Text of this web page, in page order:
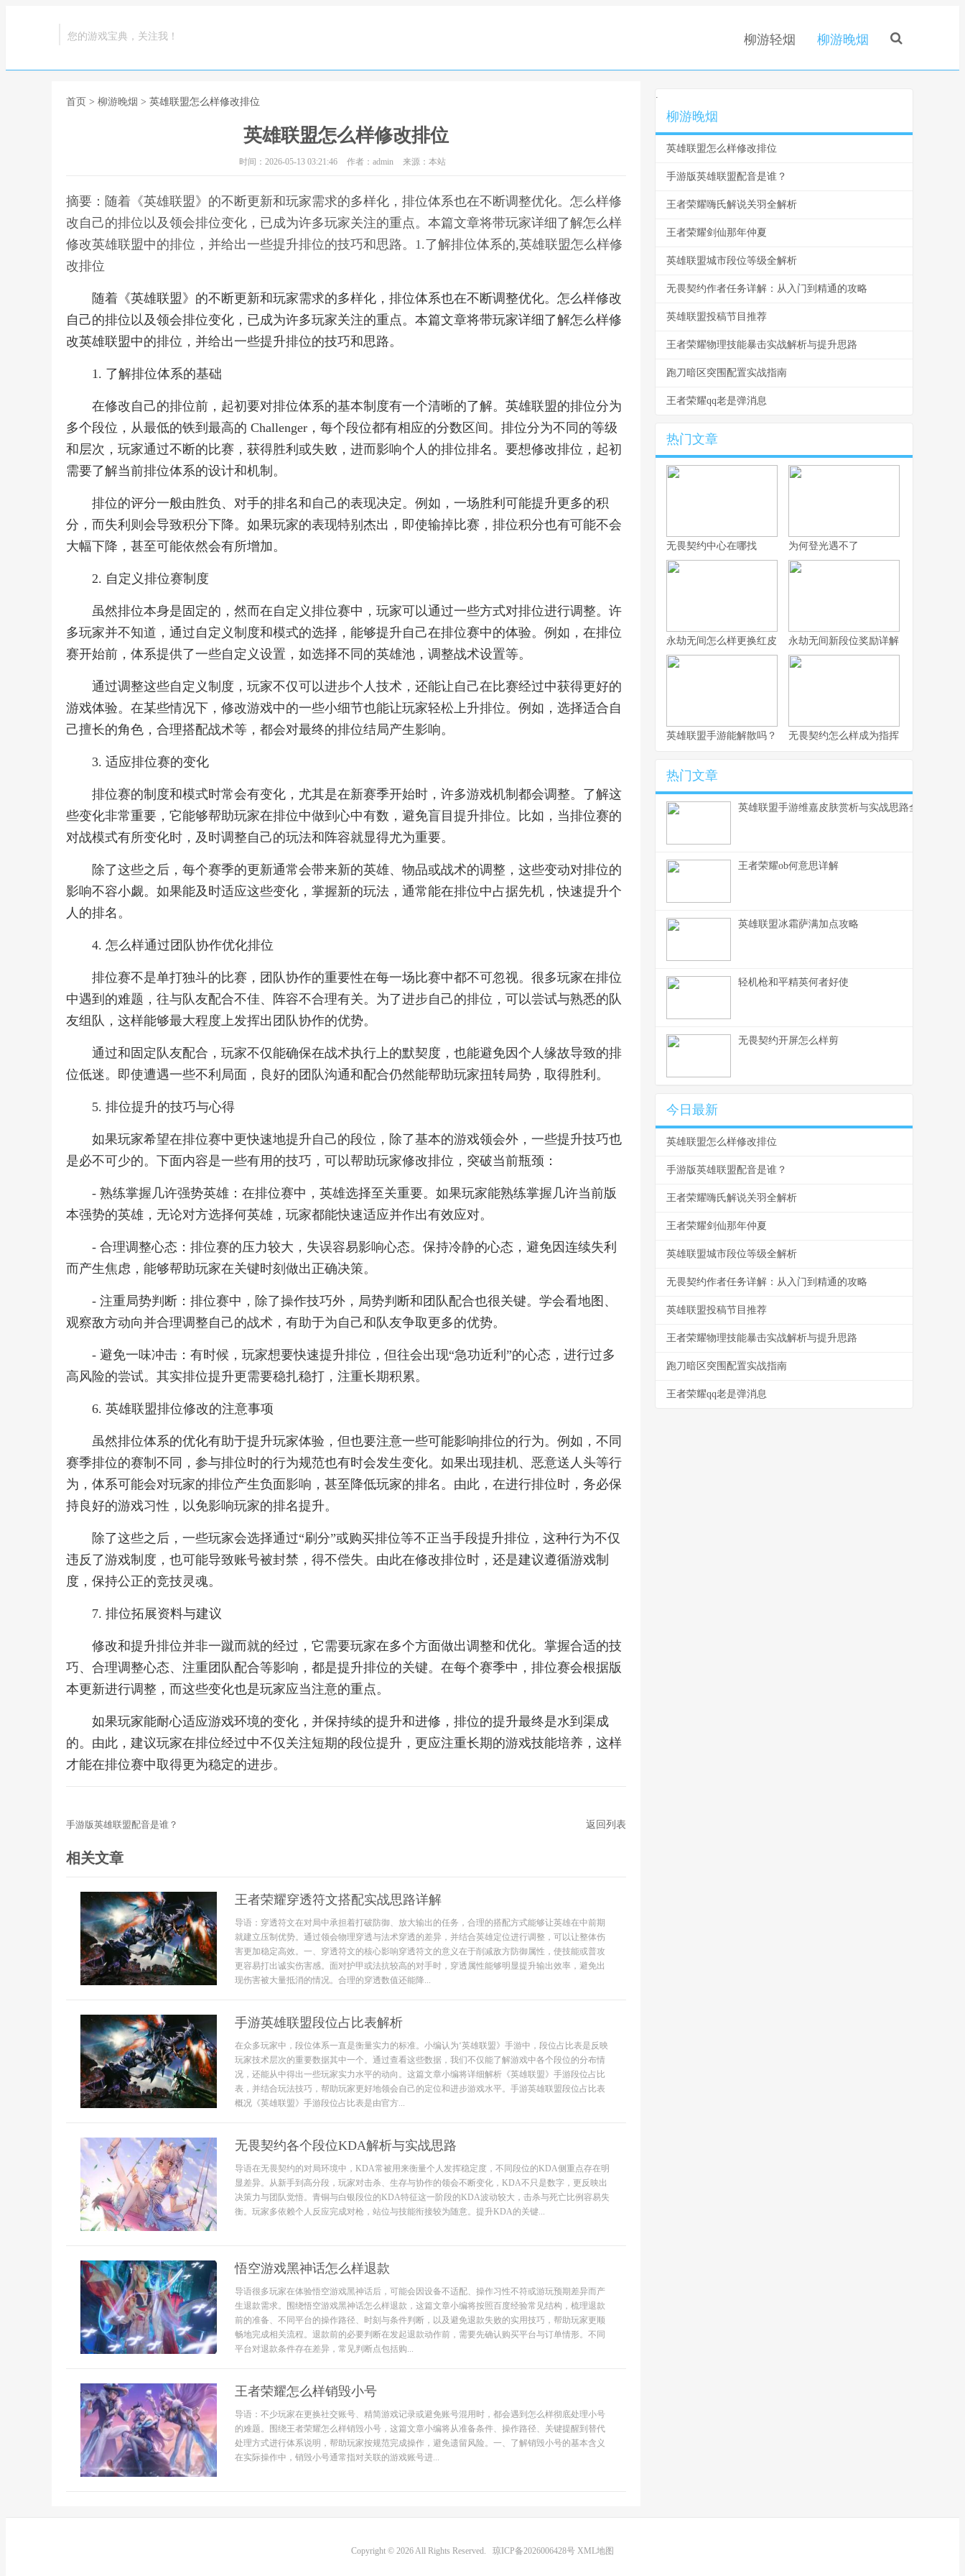
您的游戏宝典，关注我！ 柳游轻烟 柳游晚烟
首页 > 柳游晚烟 > 英雄联盟怎么样修改排位
英雄联盟怎么样修改排位
时间：2026-05-13 03:21:46 作者：admin 来源：本站
摘要：随着《英雄联盟》的不断更新和玩家需求的多样化，排位体系也在不断调整优化。怎么样修
改自己的排位以及领会排位变化，已成为许多玩家关注的重点。本篇文章将带玩家详细了解怎么样
修改英雄联盟中的排位，并给出一些提升排位的技巧和思路。1.了解排位体系的,英雄联盟怎么样修
改排位
随着《英雄联盟》的不断更新和玩家需求的多样化，排位体系也在不断调整优化。怎么样修改
自己的排位以及领会排位变化，已成为许多玩家关注的重点。本篇文章将带玩家详细了解怎么样修
改英雄联盟中的排位，并给出一些提升排位的技巧和思路。
1. 了解排位体系的基础
在修改自己的排位前，起初要对排位体系的基本制度有一个清晰的了解。英雄联盟的排位分为
多个段位，从最低的铁到最高的 Challenger，每个段位都有相应的分数区间。排位分为不同的等级
和层次，玩家通过不断的比赛，获得胜利或失败，进而影响个人的排位排名。要想修改排位，起初
需要了解当前排位体系的设计和机制。
排位的评分一般由胜负、对手的排名和自己的表现决定。例如，一场胜利可能提升更多的积
分，而失利则会导致积分下降。如果玩家的表现特别杰出，即使输掉比赛，排位积分也有可能不会
大幅下降，甚至可能依然会有所增加。
2. 自定义排位赛制度
虽然排位本身是固定的，然而在自定义排位赛中，玩家可以通过一些方式对排位进行调整。许
多玩家并不知道，通过自定义制度和模式的选择，能够提升自己在排位赛中的体验。例如，在排位
赛开始前，体系提供了一些自定义设置，如选择不同的英雄池，调整战术设置等。
通过调整这些自定义制度，玩家不仅可以进步个人技术，还能让自己在比赛经过中获得更好的
游戏体验。在某些情况下，修改游戏中的一些小细节也能让玩家轻松上升排位。例如，选择适合自
己擅长的角色，合理搭配战术等，都会对最终的排位结局产生影响。
3. 适应排位赛的变化
排位赛的制度和模式时常会有变化，尤其是在新赛季开始时，许多游戏机制都会调整。了解这
些变化非常重要，它能够帮助玩家在排位中做到心中有数，避免盲目提升排位。比如，当排位赛的
对战模式有所变化时，及时调整自己的玩法和阵容就显得尤为重要。
除了这些之后，每个赛季的更新通常会带来新的英雄、物品或战术的调整，这些变动对排位的
影响不容小觑。如果能及时适应这些变化，掌握新的玩法，通常能在排位中占据先机，快速提升个
人的排名。
4. 怎么样通过团队协作优化排位
排位赛不是单打独斗的比赛，团队协作的重要性在每一场比赛中都不可忽视。很多玩家在排位
中遇到的难题，往与队友配合不佳、阵容不合理有关。为了进步自己的排位，可以尝试与熟悉的队
友组队，这样能够最大程度上发挥出团队协作的优势。
通过和固定队友配合，玩家不仅能确保在战术执行上的默契度，也能避免因个人缘故导致的排
位低迷。即使遭遇一些不利局面，良好的团队沟通和配合仍然能帮助玩家扭转局势，取得胜利。
5. 排位提升的技巧与心得
如果玩家希望在排位赛中更快速地提升自己的段位，除了基本的游戏领会外，一些提升技巧也
是必不可少的。下面内容是一些有用的技巧，可以帮助玩家修改排位，突破当前瓶颈：
- 熟练掌握几许强势英雄：在排位赛中，英雄选择至关重要。如果玩家能熟练掌握几许当前版
本强势的英雄，无论对方选择何英雄，玩家都能快速适应并作出有效应对。
- 合理调整心态：排位赛的压力较大，失误容易影响心态。保持冷静的心态，避免因连续失利
而产生焦虑，能够帮助玩家在关键时刻做出正确决策。
- 注重局势判断：排位赛中，除了操作技巧外，局势判断和团队配合也很关键。学会看地图、
观察敌方动向并合理调整自己的战术，有助于为自己和队友争取更多的优势。
- 避免一味冲击：有时候，玩家想要快速提升排位，但往会出现“急功近利”的心态，进行过多
高风险的尝试。其实排位提升更需要稳扎稳打，注重长期积累。
6. 英雄联盟排位修改的注意事项
虽然排位体系的优化有助于提升玩家体验，但也要注意一些可能影响排位的行为。例如，不同
赛季排位的赛制不同，参与排位时的行为规范也有时会发生变化。如果出现挂机、恶意送人头等行
为，体系可能会对玩家的排位产生负面影响，甚至降低玩家的排名。由此，在进行排位时，务必保
持良好的游戏习性，以免影响玩家的排名提升。
除了这些之后，一些玩家会选择通过“刷分”或购买排位等不正当手段提升排位，这种行为不仅
违反了游戏制度，也可能导致账号被封禁，得不偿失。由此在修改排位时，还是建议遵循游戏制
度，保持公正的竞技灵魂。
7. 排位拓展资料与建议
修改和提升排位并非一蹴而就的经过，它需要玩家在多个方面做出调整和优化。掌握合适的技
巧、合理调整心态、注重团队配合等影响，都是提升排位的关键。在每个赛季中，排位赛会根据版
本更新进行调整，而这些变化也是玩家应当注意的重点。
如果玩家能耐心适应游戏环境的变化，并保持续的提升和进修，排位的提升最终是水到渠成
的。由此，建议玩家在排位经过中不仅关注短期的段位提升，更应注重长期的游戏技能培养，这样
才能在排位赛中取得更为稳定的进步。
手游版英雄联盟配音是谁？ 返回列表
相关文章
王者荣耀穿透符文搭配实战思路详解
导语：穿透符文在对局中承担着打破防御、放大输出的任务，合理的搭配方式能够让英雄在中前期
就建立压制优势。通过领会物理穿透与法术穿透的差异，并结合英雄定位进行调整，可以让整体伤
害更加稳定高效。一、穿透符文的核心影响穿透符文的意义在于削减敌方防御属性，使技能或普攻
更容易打出诚实伤害感。面对护甲或法抗较高的对手时，穿透属性能够明显提升输出效率，避免出
现伤害被大量抵消的情况。合理的穿透数值还能降...
手游英雄联盟段位占比表解析
在众多玩家中，段位体系一直是衡量实力的标准。小编认为‘英雄联盟》手游中，段位占比表是反映
玩家技术层次的重要数据其中一个。通过查看这些数据，我们不仅能了解游戏中各个段位的分布情
况，还能从中得出一些玩家实力水平的动向。这篇文章小编将详细解析《英雄联盟》手游段位占比
表，并结合玩法技巧，帮助玩家更好地领会自己的定位和进步游戏水平。手游英雄联盟段位占比表
概况《英雄联盟》手游段位占比表是由官方...
无畏契约各个段位KDA解析与实战思路
导语在无畏契约的对局环境中，KDA常被用来衡量个人发挥稳定度，不同段位的KDA侧重点存在明
显差异。从新手到高分段，玩家对击杀、生存与协作的领会不断变化，KDA不只是数字，更反映出
决策力与团队觉悟。青铜与白银段位的KDA特征这一阶段的KDA波动较大，击杀与死亡比例容易失
衡。玩家多依赖个人反应完成对枪，站位与技能衔接较为随意。提升KDA的关键...
悟空游戏黑神话怎么样退款
导语很多玩家在体验悟空游戏黑神话后，可能会因设备不适配、操作习性不符或游玩预期差异而产
生退款需求。围绕悟空游戏黑神话怎么样退款，这篇文章小编将按照百度经验常见结构，梳理退款
前的准备、不同平台的操作路径、时刻与条件判断，以及避免退款失败的实用技巧，帮助玩家更顺
畅地完成相关流程。退款前的必要判断在发起退款动作前，需要先确认购买平台与订单情形。不同
平台对退款条件存在差异，常见判断点包括购...
王者荣耀怎么样销毁小号
导语：不少玩家在更换社交账号、精简游戏记录或避免账号混用时，都会遇到怎么样彻底处理小号
的难题。围绕王者荣耀怎么样销毁小号，这篇文章小编将从准备条件、操作路径、关键提醒到替代
处理方式进行体系说明，帮助玩家按规范完成操作，避免遗留风险。一、了解销毁小号的基本含义
在实际操作中，销毁小号通常指对关联的游戏账号进...
.
柳游晚烟
英雄联盟怎么样修改排位
手游版英雄联盟配音是谁？
王者荣耀嗨氏解说关羽全解析
王者荣耀剑仙那年仲夏
英雄联盟城市段位等级全解析
无畏契约作者任务详解：从入门到精通的攻略
英雄联盟投稿节目推荐
王者荣耀物理技能暴击实战解析与提升思路
跑刀暗区突围配置实战指南
王者荣耀qq老是弹消息
热门文章
无畏契约中心在哪找 为何登光遇不了
永劫无间怎么样更换红皮 永劫无间新段位奖励详解
英雄联盟手游能解散吗？ 无畏契约怎么样成为指挥
热门文章
英雄联盟手游维嘉皮肤赏析与实战思路全解
王者荣耀ob何意思详解
英雄联盟冰霜萨满加点攻略
轻机枪和平精英何者好使
无畏契约开屏怎么样剪
今日最新
英雄联盟怎么样修改排位
手游版英雄联盟配音是谁？
王者荣耀嗨氏解说关羽全解析
王者荣耀剑仙那年仲夏
英雄联盟城市段位等级全解析
无畏契约作者任务详解：从入门到精通的攻略
英雄联盟投稿节目推荐
王者荣耀物理技能暴击实战解析与提升思路
跑刀暗区突围配置实战指南
王者荣耀qq老是弹消息
Copyright © 2026 All Rights Reserved. 琼ICP备2026006428号 XML地图